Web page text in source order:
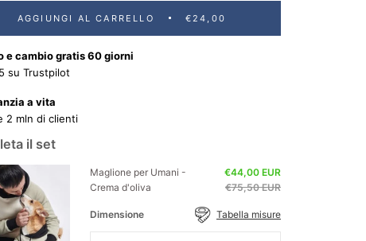
AGGIUNGI AL CARRELLO €24,00
e cambio gratis 60 giorni
su Trustpilot
a vita
2 mln di clienti
il set
Maglione per Umani -
Crema d'oliva
€44,00 EUR
€75,50 EUR
Dimensione Tabella misure